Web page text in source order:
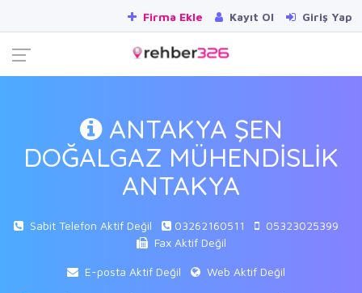
Firma Ekle Kayıt Ol Giriş Yap
ANTAKYA ŞEN
DOĞALGAZ MÜHENDİSLİK
ANTAKYA
Sabit Telefon Aktif Değil 03262160511
05323025399
Fax Aktif Değil
E-posta Aktif Değil Web Aktif Değil